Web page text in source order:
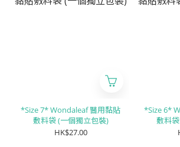
*Size 7* Wondaleaf 醫用黏貼
敷料袋 (一個獨立包裝)
HK$27.00
*Size 6*
敷料